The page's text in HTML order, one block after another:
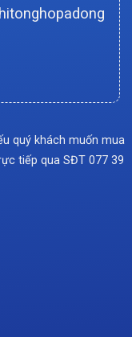
quý khách muốn mua
tiếp qua SĐT 077 39